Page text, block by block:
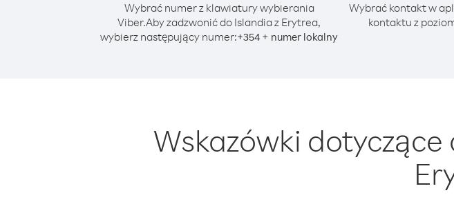
Wybrać numer z klawiatury wybierania
Viber.Aby zadzwonić do Islandia z Erytrea,
wybierz następujący numer:+354 + numer lokalny
Wybrać kontakt w
kontaktu z
Wskazówki